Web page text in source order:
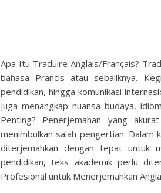
Apa Itu Traduire Anglais/Français?
bahasa Prancis atau sebaliknya.
pendidikan, hingga komunikasi
juga menangkap nuansa budaya,
Penting? Penerjemahan yang
menimbulkan salah pengertian.
diterjemahkan dengan tepat untuk
pendidikan, teks akademik perlu
Profesional untuk Menerjemahkan